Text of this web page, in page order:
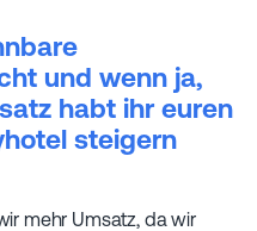
und wenn ja,
habt ihr euren
steigern
mehr Umsatz, da wir